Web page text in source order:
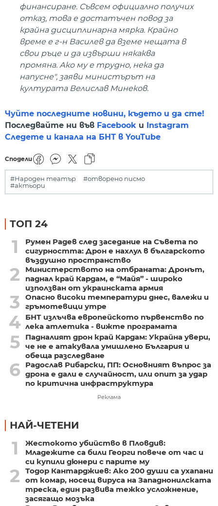
финансиране. Съвсем официално получих
отказ, това е достатъчен повод за
крайна дисциплинарна мярка. Крайно
време е г-н Василев да вземе нещата в
свои ръце и да извърши някаква
промяна. Ако му е трудно, нека да
напусне", заяви министърът на
културата Велислав Минеков.
Чуйте последните новини, където и да сте!
Последвайте ни във Facebook и
Instagram
Следете и канала на БНТ в YouTube
Сподели
#Народен театър
#отворено писмо
#актьори
ТОП 24
1
Румен Радев след заседание на Съвета по
сигурността: Дрон е нахлул в българското
въздушно пространство
2
Министерството на отбраната: Дронът,
паднал край Кардам, е “Майя” - широко
използван от украинската армия
3
Опасно високи температури днес, валежи и
гръмотевици утре
4 БНТ излъчва европейското първенство по
лека атлетика - вижте програмата
5
Падналият дрон край Кардам: Украйна увери,
че не е атакувала умишлено България и
обеща разследване
6
Радослав Рибарски, ПП: Основният въпрос за
дрона е дали е случайност, или опит за удар
по критична инфраструктура
Реклама
НАЙ-ЧЕТЕНИ
1
Жестокото убийство в Пловдив:
Младежите са били Георги повече от час и
си купили дюнери с парите му
2
Тодор Кантарджиев: Ако 200 души са ухапани
от комар, носещ вируса на Западнонилската
треска, един развива тежко усложнение,
засягащо мозъка